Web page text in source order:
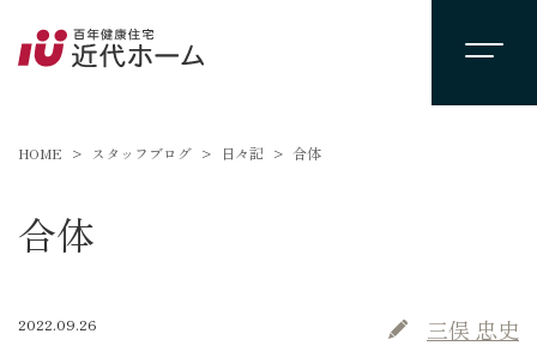
HOME スタッフブログ 日々記 合体
合体
2022.09.26 三俣 忠史